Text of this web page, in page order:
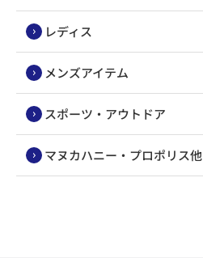
レディス
メンズアイテム
スポーツ・アウトドア
マヌカハニー・プロポリス他